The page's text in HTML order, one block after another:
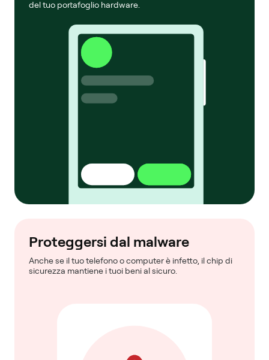
del tuo portafoglio hardware.
Proteggersi dal malware
Anche se il tuo telefono o computer è infetto, il chip di
sicurezza mantiene i tuoi beni al sicuro.